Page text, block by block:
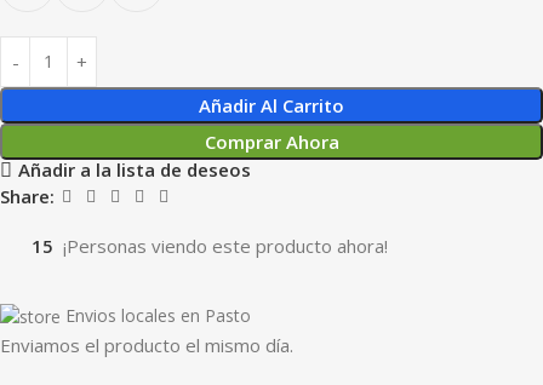
Añadir Al Carrito
Comprar Ahora
Añadir a la lista de deseos
Share:
15 ¡Personas viendo este producto ahora!
Envios locales en Pasto
Enviamos el producto el mismo día.